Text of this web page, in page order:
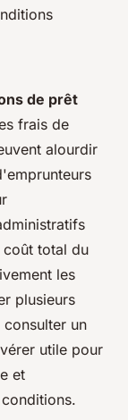
de prêt
frais de
alourdir
coût total du
les
plusieurs
un
utile pour
et